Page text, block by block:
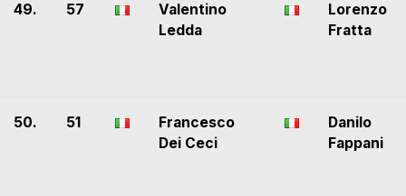
49. 57
Valentino
Ledda
Lorenzo
Fratta
50. 51
Francesco
Dei Ceci
Danilo
Fappani